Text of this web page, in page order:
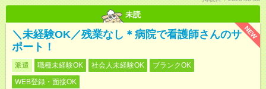
未読
NEW
＼未経験OK／残業なし＊病院で看護師さんのサ
ポート！
派遣 職種未経験OK 社会人未経験OK
ブランクOK
WEB登録・面接OK